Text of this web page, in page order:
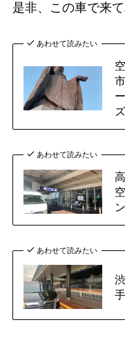
是非、この車で来て
あわせて読みたい
あわせて読みたい
あわせて読みたい